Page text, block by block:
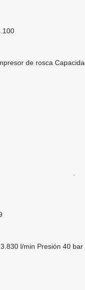
de rosca
3.830 l/min Presión 40 bar